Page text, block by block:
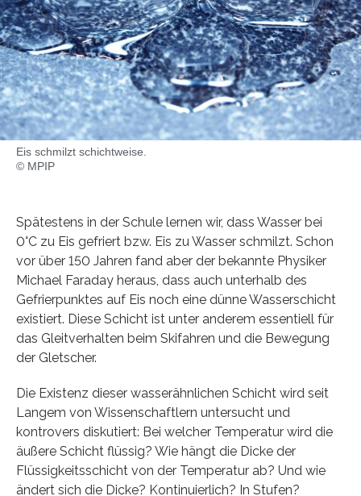
Eis schmilzt schichtweise.
© MPIP
Spätestens in der Schule lernen wir, dass Wasser bei
0°C zu Eis gefriert bzw. Eis zu Wasser schmilzt. Schon
vor über 150 Jahren fand aber der bekannte Physiker
Michael Faraday heraus, dass auch unterhalb des
Gefrierpunktes auf Eis noch eine dünne Wasserschicht
existiert. Diese Schicht ist unter anderem essentiell für
das Gleitverhalten beim Skifahren und die Bewegung
der Gletscher.
Die Existenz dieser wasserähnlichen Schicht wird seit
Langem von Wissenschaftlern untersucht und
kontrovers diskutiert: Bei welcher Temperatur wird die
äußere Schicht flüssig? Wie hängt die Dicke der
Flüssigkeitsschicht von der Temperatur ab? Und wie
ändert sich die Dicke? Kontinuierlich? In Stufen?